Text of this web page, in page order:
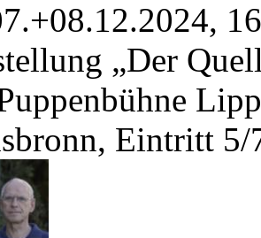
„Der
Eintritt 5/